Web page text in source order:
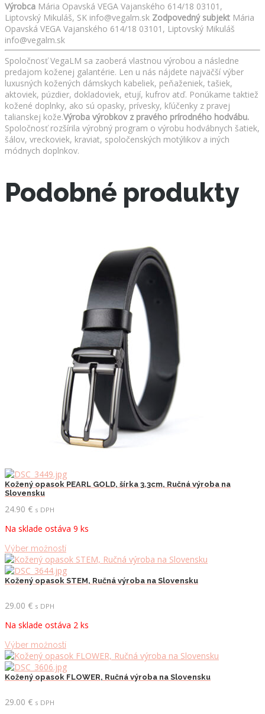
Výrobca Mária Opavská VEGA Vajanského 614/18 03101,
Liptovský Mikuláš, SK info@vegalm.sk Zodpovedný subjekt Mária
Opavská VEGA Vajanského 614/18 03101, Liptovský Mikuláš
info@vegalm.sk
Spoločnosť VegaLM sa zaoberá vlastnou výrobou a následne
predajom koženej galantérie. Len u nás nájdete najväčší výber
luxusných kožených dámskych kabeliek, peňaženiek, tašiek,
aktoviek, púzdier, dokladoviek, etují, kufrov atď. Ponúkame taktiež
kožené doplnky, ako sú opasky, prívesky, kľúčenky z pravej
talianskej kože.Výroba výrobkov z pravého prírodného hodvábu.
Spoločnosť rozšírila výrobný program o výrobu hodvábnych šatiek,
šálov, vreckoviek, kraviat, spoločenských motýlikov a iných
módnych doplnkov.
Podobné produkty
Kožený opasok PEARL GOLD, šírka 3.3cm, Ručná výroba na
Slovensku
24.90 € s DPH
Na sklade ostáva 9 ks
Výber možnostíTento
produkt
má
viacero
môžete
na
stránke
produktu.
Kožený opasok STEM, Ručná výroba na Slovensku
29.00 € s DPH
Na sklade ostáva 2 ks
Výber možnostíTento
produkt
má
viacero
Kožený opasok FLOWER, Ručná výroba na Slovensku
29.00 € s DPH